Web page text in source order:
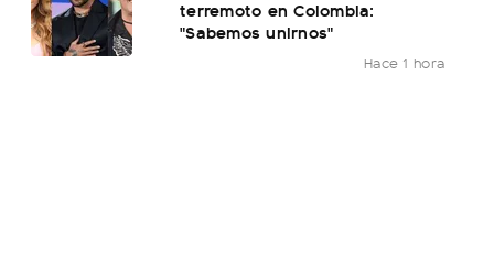
terremoto en Colombia:
"Sabemos unirnos"
Hace 1 hora